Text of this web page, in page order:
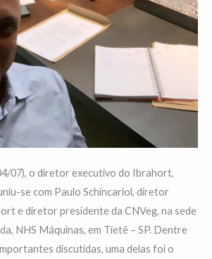
07), o diretor executivo do Ibrahort,
se com Paulo Schincariol, diretor
e diretor presidente da CNVeg, na sede
NHS Máquinas, em Tietê – SP. Dentre
discutidas, uma delas foi o